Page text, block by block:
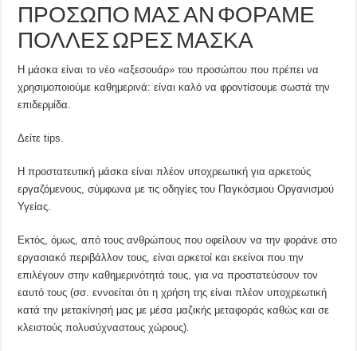
ΠΡΟΣΩΠΟ ΜΑΣ ΑΝ ΦΟΡΑΜΕ
ΠΟΛΛΕΣ ΩΡΕΣ ΜΑΣΚΑ
Η μάσκα είναι το νέο «αξεσουάρ» του προσώπου που πρέπει να
χρησιμοποιούμε καθημερινά: είναι καλό να φροντίσουμε σωστά την
επιδερμίδα.
Δείτε tips.
Η προστατευτική μάσκα είναι πλέον υποχρεωτική για αρκετούς
εργαζόμενους, σύμφωνα με τις οδηγίες του Παγκόσμιου Οργανισμού
Υγείας.
Εκτός, όμως, από τους ανθρώπους που οφείλουν να την φοράνε στο
εργασιακό περιβάλλον τους, είναι αρκετοί και εκείνοι που την
επιλέγουν στην καθημερινότητά τους, για να προστατεύσουν τον
εαυτό τους (σσ. εννοείται ότι η χρήση της είναι πλέον υποχρεωτική
κατά την μετακίνησή μας με μέσα μαζικής μεταφοράς καθώς και σε
κλειστούς πολυσύχναστους χώρους).